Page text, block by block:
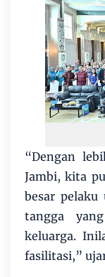
“Dengan
Jambi, kita
besar pelaku
tangga
keluarga.
fasilitasi,”